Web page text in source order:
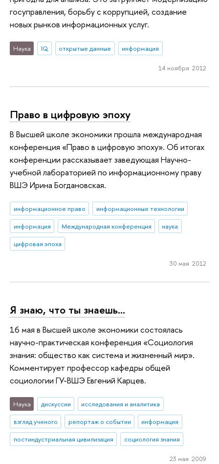
госуправления, борьбу с коррупцией, создание
новых рынков информационных услуг.
Наука IQ oткрытые данные информация
14 ноября 2012
Право в цифровую эпоху
В Высшей школе экономики прошла международная
конференция «Право в цифровую эпоху». Об итогах
конференции рассказывает заведующая Научно-
учебной лабораторией по информационному праву
ВШЭ Ирина Богдановская.
информационное право
информационные технологии
информация
Международная конференция
наука
цифровая эпоха
30 мая 2012
Я знаю, что ты знаешь…
16 мая в Высшей школе экономики состоялась
научно-практическая конференция «Социология
знания: общество как система и жизненный мир».
Комментирует профессор кафедры общей
социологии ГУ-ВШЭ Евгений Карцев.
Наука дискуссии
исследования и аналитика
взгляд ученого
репортаж о событии
информация
постиндустриальная цивилизация
социология знания
23 мая 2009